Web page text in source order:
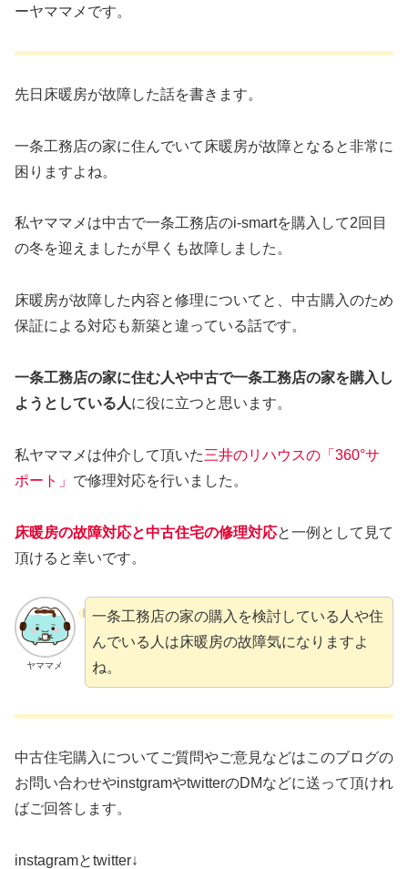
ーヤママメです。
先日床暖房が故障した話を書きます。
一条工務店の家に住んでいて床暖房が故障となると非常に
困りますよね。
私ヤママメは中古で一条工務店のi-smartを購入して2回目
の冬を迎えましたが早くも故障しました。
床暖房が故障した内容と修理についてと、中古購入のため
保証による対応も新築と違っている話です。
一条工務店の家に住む人や中古で一条工務店の家を購入し
ようとしている人に役に立つと思います。
私ヤママメは仲介して頂いた三井のリハウスの「360°サ
ポート」 で修理対応を行いました。
床暖房の故障対応と中古住宅の修理対応と一例として見て
頂けると幸いです。
ヤママメ
一条工務店の家の購入を検討している人や住
んでいる人は床暖房の故障気になりますよ
ね。
中古住宅購入についてご質問やご意見などはこのブログの
お問い合わせやinstgramやtwitterのDMなどに送って頂けれ
ばご回答します。
instagramとtwitter↓